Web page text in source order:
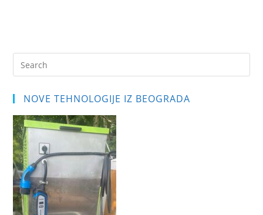
NOVE TEHNOLOGIJE IZ BEOGRADA